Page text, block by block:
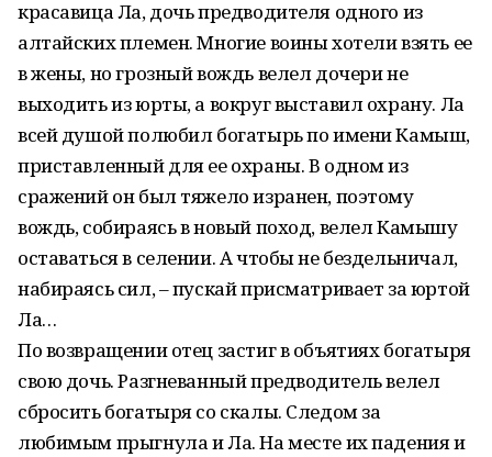
красавица Ла, дочь предводителя одного из
алтайских племен. Многие воины хотели взять ее
в жены, но грозный вождь велел дочери не
выходить из юрты, а вокруг выставил охрану. Ла
всей душой полюбил богатырь по имени Камыш,
приставленный для ее охраны. В одном из
сражений он был тяжело изранен, поэтому
вождь, собираясь в новый поход, велел Камышу
оставаться в селении. А чтобы не бездельничал,
набираясь сил, – пускай присматривает за юртой
Ла…
По возвращении отец застиг в объятиях богатыря
свою дочь. Разгневанный предводитель велел
сбросить богатыря со скалы. Следом за
любимым прыгнула и Ла. На месте их падения и